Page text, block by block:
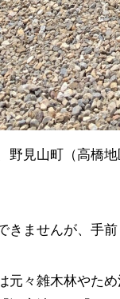
野見山町（高橋
きませんが、手
元々雑木林やた